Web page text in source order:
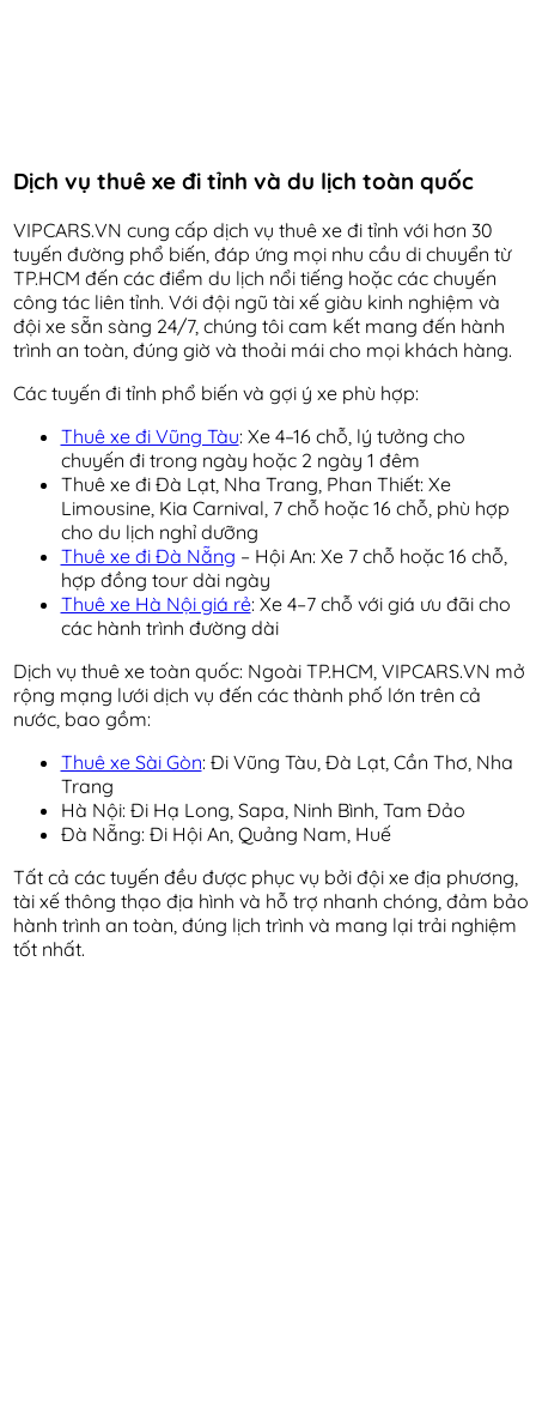
Dịch vụ thuê xe đi tỉnh và du lịch toàn quốc
VIPCARS.VN cung cấp dịch vụ thuê xe đi tỉnh với hơn 30
tuyến đường phổ biến, đáp ứng mọi nhu cầu di chuyển từ
TP.HCM đến các điểm du lịch nổi tiếng hoặc các chuyến
công tác liên tỉnh. Với đội ngũ tài xế giàu kinh nghiệm và
đội xe sẵn sàng 24/7, chúng tôi cam kết mang đến hành
trình an toàn, đúng giờ và thoải mái cho mọi khách hàng.
Các tuyến đi tỉnh phổ biến và gợi ý xe phù hợp:
Thuê xe đi Vũng Tàu: Xe 4–16 chỗ, lý tưởng cho
chuyến đi trong ngày hoặc 2 ngày 1 đêm
Thuê xe đi Đà Lạt, Nha Trang, Phan Thiết: Xe
Limousine, Kia Carnival, 7 chỗ hoặc 16 chỗ, phù hợp
cho du lịch nghỉ dưỡng
Thuê xe đi Đà Nẵng – Hội An: Xe 7 chỗ hoặc 16 chỗ,
hợp đồng tour dài ngày
Thuê xe Hà Nội giá rẻ: Xe 4–7 chỗ với giá ưu đãi cho
các hành trình đường dài
Dịch vụ thuê xe toàn quốc: Ngoài TP.HCM, VIPCARS.VN mở
rộng mạng lưới dịch vụ đến các thành phố lớn trên cả
nước, bao gồm:
Thuê xe Sài Gòn: Đi Vũng Tàu, Đà Lạt, Cần Thơ, Nha
Trang
Hà Nội: Đi Hạ Long, Sapa, Ninh Bình, Tam Đảo
Đà Nẵng: Đi Hội An, Quảng Nam, Huế
Tất cả các tuyến đều được phục vụ bởi đội xe địa phương,
tài xế thông thạo địa hình và hỗ trợ nhanh chóng, đảm bảo
hành trình an toàn, đúng lịch trình và mang lại trải nghiệm
tốt nhất.